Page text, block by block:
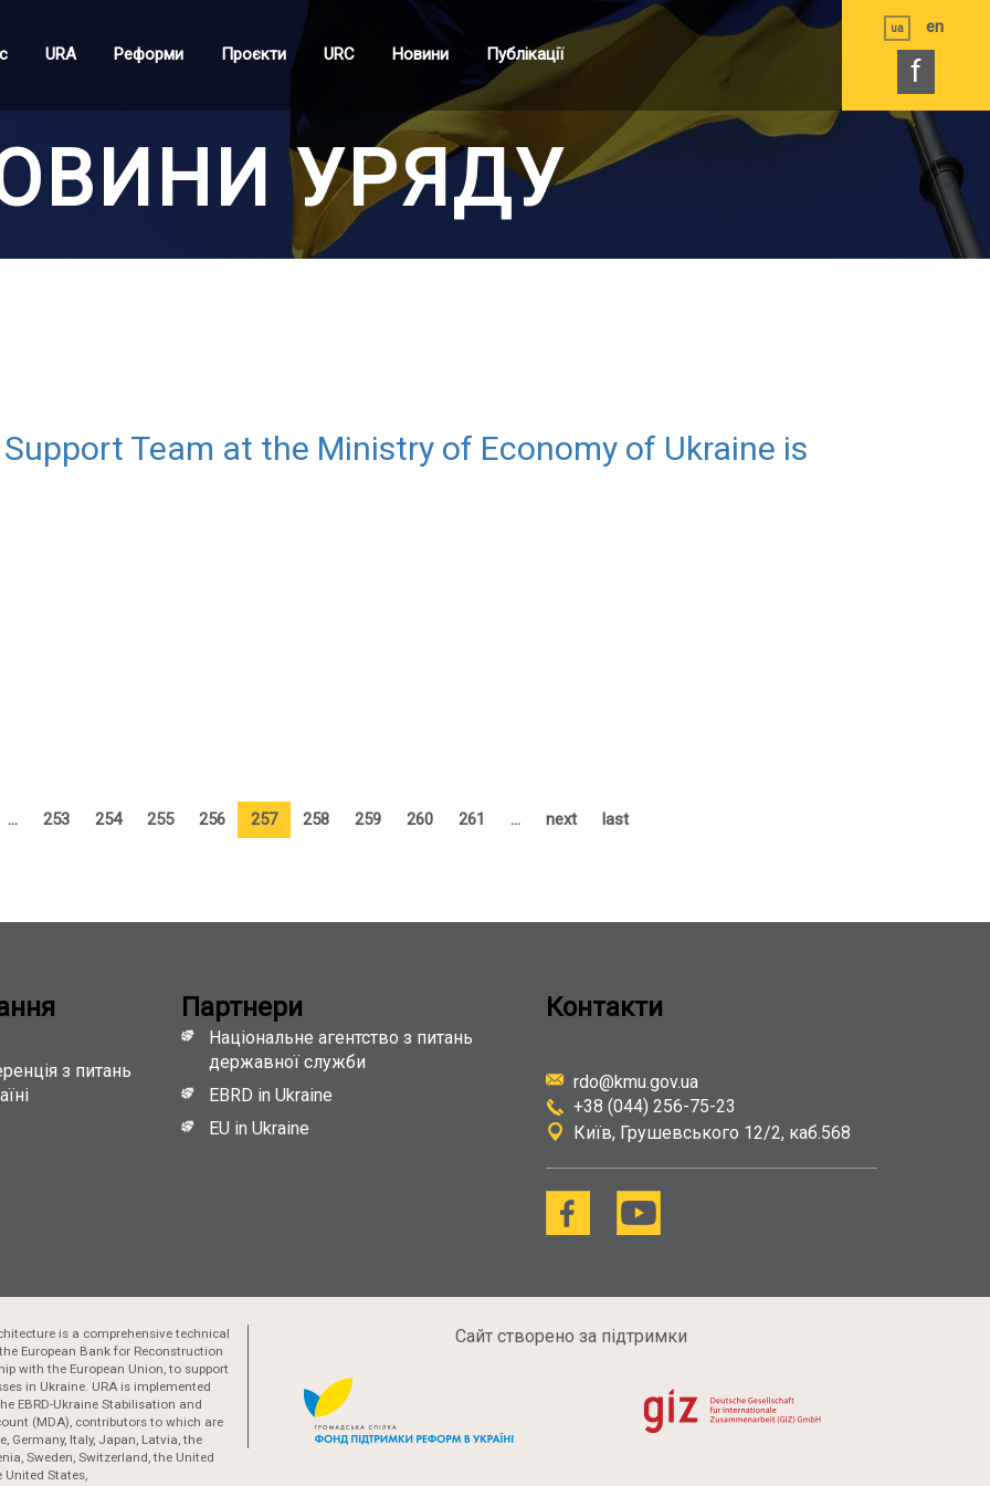
ua en
f
URA Реформи Проєкти URC Новини Публікації
УРЯДУ
Team at the Ministry of Economy of Ukraine is
… 253 254 255 256 257 258 259 260 261 … next last
з питань
Партнери
Національне агентство з питань
державної служби
EBRD in Ukraine
EU in Ukraine
Контакти
rdo@kmu.gov.ua
+38 (044) 256-75-23
Київ Грушевського 12/2, каб.568
is a comprehensive technical
European Bank for Reconstruction
with the European Union, to support
in Ukraine. URA is implemented
EBRD-Ukraine Stabilisation and
(MDA), contributors to which are
Germany, Italy, Japan, Latvia, the
Sweden, Switzerland, the United
United States,
Сайт створено за підтримки